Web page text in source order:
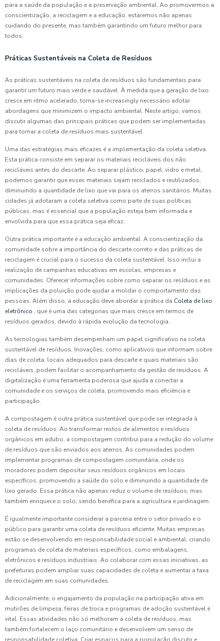
para a saúde da população e a preservação ambiental. Ao promovermos a
conscientização, a reciclagem e a educação, estaremos não apenas
cuidando do presente, mas também garantindo um futuro melhor para
todos.
Práticas Sustentáveis na Coleta de Resíduos
As práticas sustentáveis na coleta de resíduos são fundamentais para
garantir um futuro mais verde e saudável. À medida que a geração de lixo
cresce em ritmo acelerado, torna-se increasingly necessário adotar
abordagens que minimizem o impacto ambiental. Neste artigo, vamos
discutir algumas das principais práticas que podem ser implementadas
para tornar a coleta de resíduos mais sustentável.
Uma das estratégias mais eficazes é a implementação da coleta seletiva.
Esta prática consiste em separar os materiais recicláveis dos não
recicláveis antes do descarte. Ao separar plástico, papel, vidro e metal,
podemos garantir que esses materiais sejam reciclados e reutilizados,
diminuindo a quantidade de lixo que vai para os aterros sanitários. Muitas
cidades já adotaram a coleta seletiva como parte de suas políticas
públicas, mas é essencial que a população esteja bem informada e
envolvida para que essa prática seja eficaz.
Outra prática importante é a educação ambiental. A conscientização da
comunidade sobre a importância do descarte correto e das práticas de
reciclagem é crucial para o sucesso da coleta sustentável. Isso inclui a
realização de campanhas educativas em escolas, empresas e
comunidades. Oferecer informações sobre como separar os resíduos e as
implicações da poluição pode ajudar a moldar o comportamento das
pessoas. Além disso, a educação deve abordar a prática da Coleta de lixo
eletrônico , que é uma das categorias que mais cresce em termos de
resíduos gerados, devido à rápida evolução da tecnologia.
As tecnologias também desempenham um papel significativo na coleta
sustentável de resíduos. Inovações, como aplicativos que informam sobre
dias de coleta, locais adequados para descarte e quais materiais são
recicláveis, podem facilitar o acompanhamento da gestão de resíduos. A
digitalização é uma ferramenta poderosa que ajuda a conectar a
comunidade e os serviços de coleta, promovendo mais eficiência e
participação.
A compostagem é outra prática sustentável que pode ser integrada à
coleta de resíduos. Ao transformar restos de alimentos e resíduos
orgânicos em adubo, a compostagem contribui para a redução do volume
de resíduos que são enviados aos aterros. As comunidades podem
implementar programas de compostagem comunitária, onde os
moradores podem depositar seus resíduos orgânicos em locais
específicos, promovendo a saúde do solo e diminuindo a quantidade de
lixo gerado. Essa prática não apenas reduz o volume de resíduos, mas
também enriquece o solo, sendo benéfica para a agricultura e jardinagem.
É igualmente importante considerar a parceria entre o setor privado e o
público para garantir uma coleta de resíduos eficiente. Muitas empresas
estão se desenvolvendo em responsabilidade social e ambiental, criando
programas de coleta de materiais específicos, como embalagens,
eletrônicos e resíduos industriais. Ao colaborar com essas iniciativas, as
prefeituras podem ampliar suas capacidades de coleta e aumentar a taxa
de reciclagem em suas comunidades.
Adicionalmente, o engajamento da população na participação ativa em
mutirões de limpeza, feiras de troca e programas de adoção sustentável é
vital. Essas atividades não só melhoram a coleta de resíduos, mas
também fortalecem o laço comunitário e desenvolvem um senso de
responsabilidade coletiva. Criar espaços para a população discutir e